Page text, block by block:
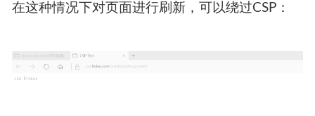
在这种情况下对页面进行刷新，可以绕过CSP：